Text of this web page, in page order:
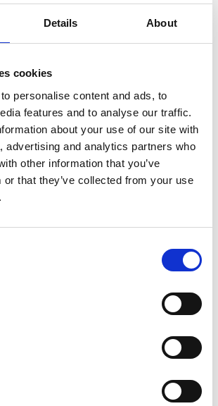
Details About
cookies
personalise content and ads, to
features and to analyse our traffic.
about your use of our site with
advertising and analytics partners who
other information that you’ve
or that they’ve collected from your use
12 13 14 15
20 22
26 27 28 29 30